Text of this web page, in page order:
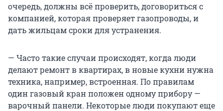
очередь, должны всё проверить, договориться с
компанией, которая проверяет газопроводы, и
дать жильцам сроки для устранения.
— Часто такие случаи происходят, когда люди
делают ремонт в квартирах, в новые кухни нужна
техника, например, встроенная. По правилам
один газовый кран положен одному прибору —
варочный панели. Некоторые люди покупают еще